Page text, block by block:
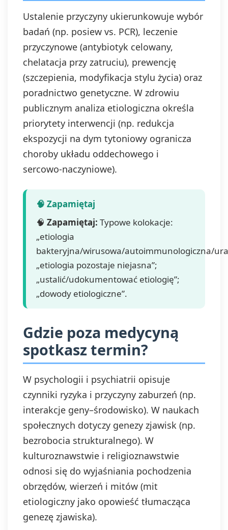
Ustalenie przyczyny ukierunkowuje wybór
badań (np. posiew vs. PCR), leczenie
przyczynowe (antybiotyk celowany,
chelatacja przy zatruciu), prewencję
(szczepienia, modyfikacja stylu życia) oraz
poradnictwo genetyczne. W zdrowiu
publicznym analiza etiologiczna określa
priorytety interwencji (np. redukcja
ekspozycji na dym tytoniowy ogranicza
choroby układu oddechowego i
sercowo‑naczyniowe).
🧠 Zapamiętaj: Typowe kolokacje:
„etiologia
bakteryjna/wirusowa/autoimmunologiczna/
„etiologia pozostaje niejasna”;
„ustalić/udokumentować etiologię”;
„dowody etiologiczne”.
Gdzie poza medycyną
spotkasz termin?
W psychologii i psychiatrii opisuje
czynniki ryzyka i przyczyny zaburzeń (np.
interakcje geny–środowisko). W naukach
społecznych dotyczy genezy zjawisk (np.
bezrobocia strukturalnego). W
kulturoznawstwie i religioznawstwie
odnosi się do wyjaśniania pochodzenia
obrzędów, wierzeń i mitów (mit
etiologiczny jako opowieść tłumacząca
genezę zjawiska).